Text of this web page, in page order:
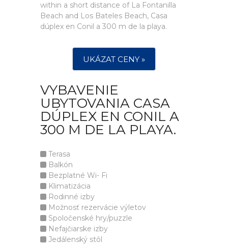
within a short distance of La Fontanilla
Beach and Los Bateles Beach, Casa
dúplex en Conil a 300 m de la playa.
UKÁZAT CENY »
VYBAVENIE
UBYTOVANIA CASA
DÚPLEX EN CONIL A
300 M DE LA PLAYA.
Terasa
Balkón
Bezplatné Wi- Fi
Klimatizácia
Rodinné izby
Možnosť rezervácie výletov
Spoločenské hry/puzzle
Nefajčiarske izby
Jedálenský stôl